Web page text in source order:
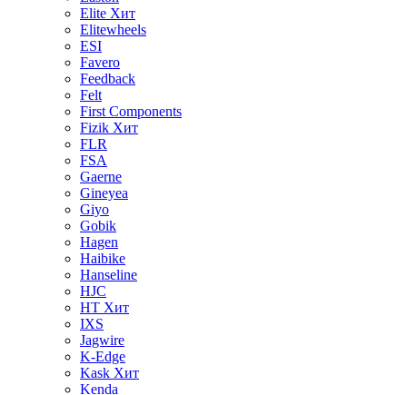
Elite Хит
Elitewheels
ESI
Favero
Feedback
Felt
First Components
Fizik Хит
FLR
FSA
Gaerne
Gineyea
Giyo
Gobik
Hagen
Haibike
Hanseline
HJC
HT Хит
IXS
Jagwire
K-Edge
Kask Хит
Kenda